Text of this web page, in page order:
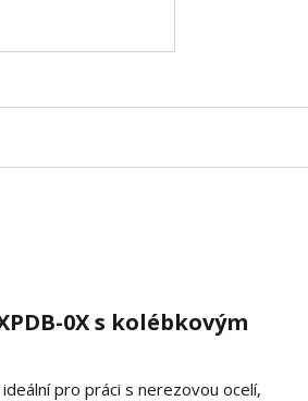
0X s kolébkovým
pro práci s nerezovou ocelí,